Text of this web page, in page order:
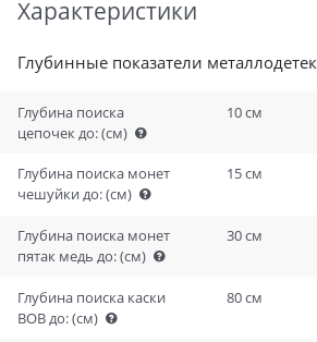
Характеристики
Глубинные показатели
Глубина поиска
цепочек до:(см)
10 см
Глубина поиска монет
чешуйки до:(см)
15 см
Глубина поиска монет
пятак медь до:(см)
30 см
Глубина поиска каски
ВОВ до:(см)
80 см